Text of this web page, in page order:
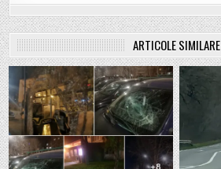
ARTICOLE SIMILARE